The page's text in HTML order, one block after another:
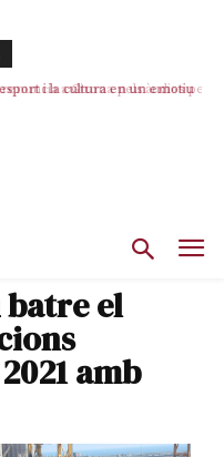
i la cultura en un emotiu
a Girona pels àudios però
batre el
amb